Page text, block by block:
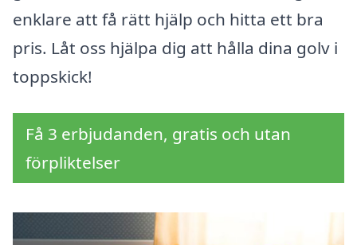
enklare att få rätt hjälp och hitta ett bra
pris. Låt oss hjälpa dig att hålla dina golv i
toppskick!
Få 3 erbjudanden, gratis och utan
förpliktelser